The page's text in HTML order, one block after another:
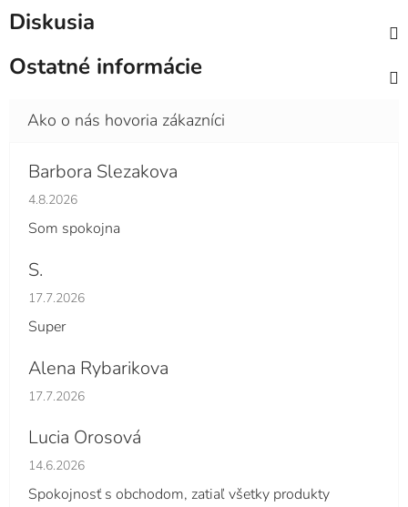
Diskusia
Ostatné informácie
Barbora Slezakova
Hodnotenie obchodu je 5 z 5 hviezdičiek.
4.8.2026
Som spokojna
S.
Hodnotenie obchodu je 5 z 5 hviezdičiek.
17.7.2026
Super
Alena Rybarikova
Hodnotenie obchodu je 5 z 5 hviezdičiek.
17.7.2026
Lucia Orosová
Hodnotenie obchodu je 5 z 5 hviezdičiek.
14.6.2026
Spokojnosť s obchodom, zatiaľ všetky produkty